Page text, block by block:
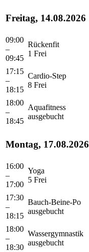
Freitag, 14.08.2026
09:00
–
09:45
Rückenfit
1 Frei
17:15
–
18:15
Cardio-Step
8 Frei
18:00
–
18:45
Aquafitness
ausgebucht
Montag, 17.08.2026
16:00
–
17:00
Yoga
5 Frei
17:30
–
18:15
Bauch-Beine-Po
ausgebucht
18:00
–
18:30
Wassergymnastik
ausgebucht